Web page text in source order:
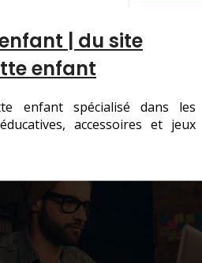
| du site
enfant
enfant spécialisé dans les
accessoires et jeux